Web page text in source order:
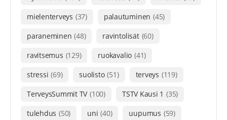
mielenterveys (37) palautuminen (45)
paraneminen (48) ravintolisät (60)
ravitsemus (129) ruokavalio (41)
stressi (69) suolisto (51) terveys (119)
TerveysSummit TV (100) TSTV Kausi 1 (35)
tulehdus (50) uni (40) uupumus (59)